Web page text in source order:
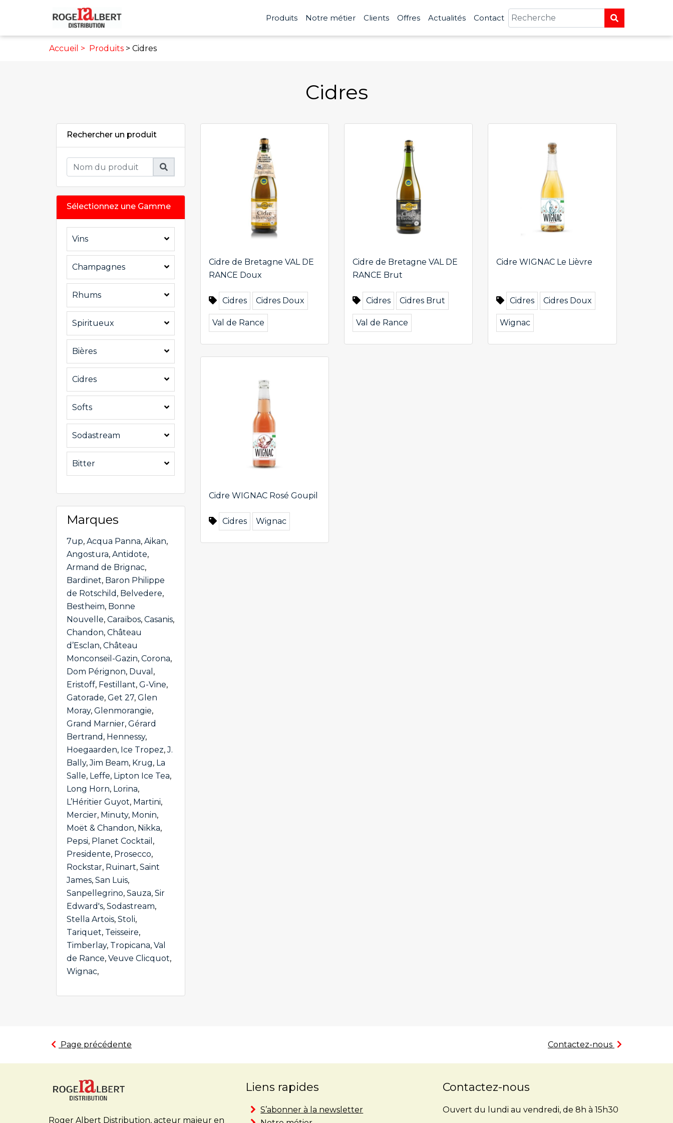
Produits Notre métier Clients Offres Actualités Contact
Accueil > Produits > Cidres
Cidres
Rechercher un produit
Sélectionnez une Gamme
Vins
Champagnes
Rhums
Spiritueux
Bières
Cidres
Softs
Sodastream
Bitter
Marques
7up, Acqua Panna, Aikan,
Angostura, Antidote,
Armand de Brignac,
Bardinet, Baron Philippe
de Rotschild , Belvedere,
Bestheim, Bonne
Nouvelle, Caraïbos, Casanis,
Chandon, Château
d’Esclan, Château
Monconseil-Gazin, Corona,
Dom Pérignon, Duval ,
Eristoff, Festillant, G-Vine,
Gatorade, Get 27, Glen
Moray, Glenmorangie,
Grand Marnier, Gérard
Bertrand , Hennessy,
Hoegaarden, Ice Tropez,J.
Bally,Jim Beam, Krug, La
Salle, Leffe, Lipton Ice Tea,
Long Horn, Lorina,
L’Héritier Guyot, Martini,
Mercier, Minuty, Monin,
Moët & Chandon, Nikka,
Pepsi, Planet Cocktail ,
Presidente, Prosecco,
Rockstar, Ruinart, Saint
James, San Luis,
Sanpellegrino, Sauza, Sir
Edward's, Sodastream,
Stella Artois, Stoli,
Tariquet, Teisseire,
Timberlay, Tropicana, Val
de Rance, Veuve Clicquot,
Wignac,
Cidre de Bretagne VAL DE
RANCE Doux
Cidres Cidres Doux
Val de Rance
Cidre de Bretagne VAL DE
RANCE Brut
Cidres Cidres Brut
Val de Rance
Cidre WIGNAC Le Lièvre
Cidres Cidres Doux
Wignac
Cidre WIGNAC Rosé Goupil
Cidres Wignac
Page précédente Contactez-nous
Roger Albert Distribution, acteur majeur en
Liens rapides
S’abonner à la newsletter
Contactez-nous
Ouvert du lundi au vendredi, de 8h à 15h30